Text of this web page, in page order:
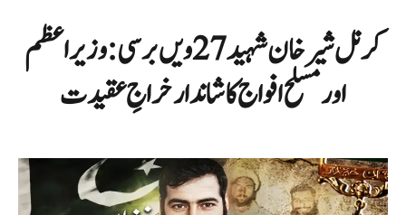
کرنل شیر خان شہید 27ویں برسی: وزیراعظم
اور مسلح افواج کا شاندار خراجِ عقیدت